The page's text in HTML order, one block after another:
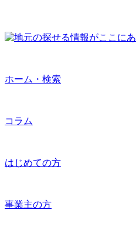
ホーム・検索
コラム
はじめての方
事業主の方